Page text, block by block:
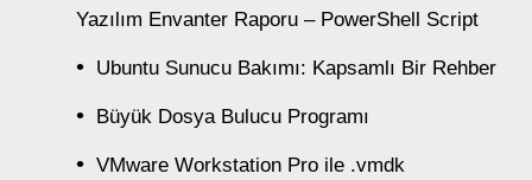
Yazılım Envanter Raporu – PowerShell Script
Ubuntu Sunucu Bakımı: Kapsamlı Bir Rehber
Büyük Dosya Bulucu Programı
VMware Workstation Pro ile .vmdk